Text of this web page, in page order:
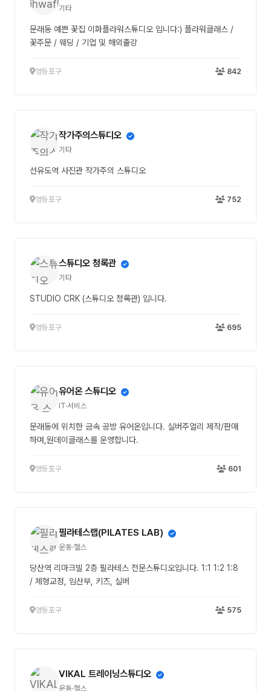
기타
문래동 예쁜 꽃집 이화플라워스튜디오 입니다:) 플라워클래스 /
꽃주문 / 웨딩 / 기업 및 해외출강
영등포구 842
작가주의스튜디오
기타
선유도역 사진관 작가주의 스튜디오
영등포구 752
스튜디오 청록관
기타
STUDIO CRK (스튜디오 청록관) 입니다.
영등포구 695
유어온 스튜디오
IT·서비스
문래동에 위치한 금속 공방 유어온입니다. 실버주얼리 제작/판매
하며,원데이클래스를 운영합니다.
영등포구 601
필라테스랩(PILATES LAB)
운동·헬스
당산역 리마크빌 2층 필라테스 전문스튜디오입니다. 1:1 1:2 1:8
/ 체형교정, 임산부, 키즈, 실버
영등포구 575
VIKAL 트레이닝스튜디오
운동·헬스